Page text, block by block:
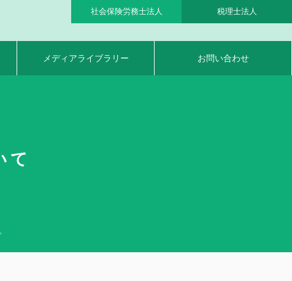
社会保険労務士法人 税理士法人
メディアライブラリー お問い合わせ
て